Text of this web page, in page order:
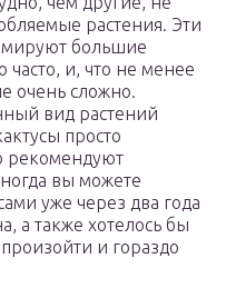
растения. Эти
большие
часто, и, что не менее
очень сложно.
вид растений
просто
рекомендуют
вы можете
уже через два года
а также хотелось бы
и гораздо